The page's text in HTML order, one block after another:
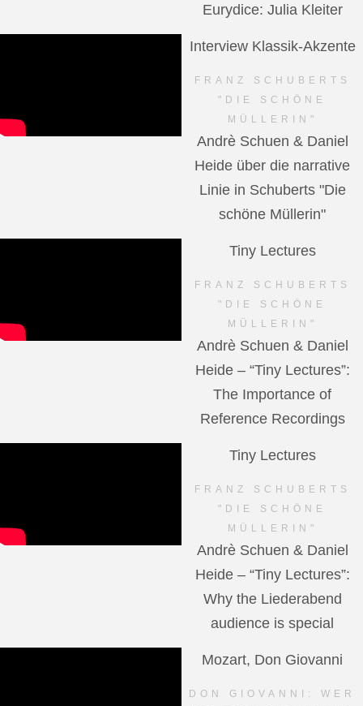
Eurydice: Julia Kleiter
Interview Klassik-Akzente
FRANZ SCHUBERTS
"DIE SCHÖNE
MÜLLERIN"
Andrè Schuen & Daniel
Heide über die narrative
Linie in Schuberts "Die
schöne Müllerin"
Tiny Lectures
FRANZ SCHUBERTS
"DIE SCHÖNE
MÜLLERIN"
Andrè Schuen & Daniel
Heide – “Tiny Lectures”:
The Importance of
Reference Recordings
Tiny Lectures
FRANZ SCHUBERTS
"DIE SCHÖNE
MÜLLERIN"
Andrè Schuen & Daniel
Heide – “Tiny Lectures”:
Why the Liederabend
audience is special
Mozart, Don Giovanni
DON GIOVANNI: WER